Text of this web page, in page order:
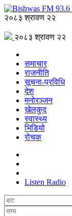
२०८३ श्रावण २२
२०८३ श्रावण २२
समाचार
राजनीति
सूचना-प्रविधि
देश
मनोरञ्जन
खेलकुद
स्वास्थ्य
भिडियो
रोचक
Listen Radio